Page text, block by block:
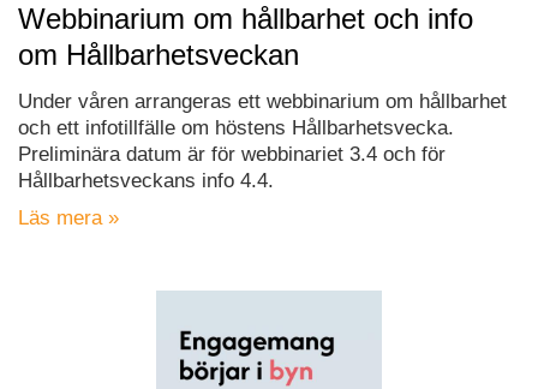
Webbinarium om hållbarhet och info
om Hållbarhetsveckan
Under våren arrangeras ett webbinarium om hållbarhet
och ett infotillfälle om höstens Hållbarhetsvecka.
Preliminära datum är för webbinariet 3.4 och för
Hållbarhetsveckans info 4.4.
Läs mera »